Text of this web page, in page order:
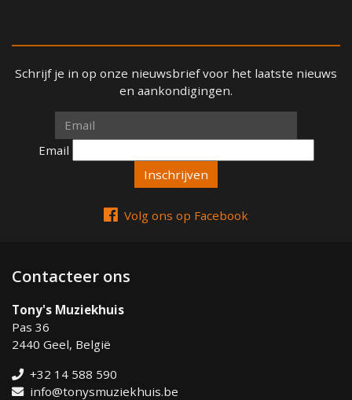
Schrijf je in op onze nieuwsbrief voor het laatste nieuws
en aankondigingen.
Email
Email
Volg ons op Facebook
Contacteer ons
Tony's Muziekhuis
Pas 36
2440 Geel, België
+32 14 588 590
info@tonysmuziekhuis.be